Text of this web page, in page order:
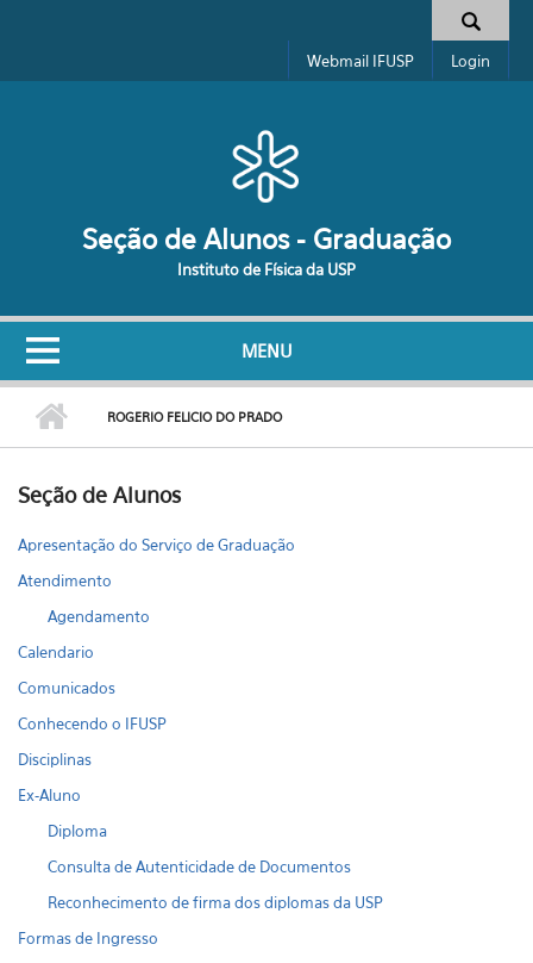
Formulário de busca
Webmail IFUSP Login
Seção de Alunos - Graduação
Instituto de Física da USP
MENU
ROGERIO FELICIO DO PRADO
Seção de Alunos
Apresentação do Serviço de Graduação
Atendimento
Agendamento
Calendario
Comunicados
Conhecendo o IFUSP
Disciplinas
Ex-Aluno
Diploma
Consulta de Autenticidade de Documentos
Reconhecimento de firma dos diplomas da USP
Formas de Ingresso